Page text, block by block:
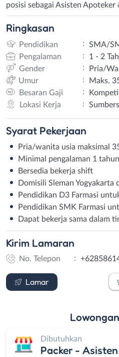
posisi sebagai Asisten Apoteker
Ringkasan
Pendidikan :
SMA/
Pengalaman
:
1 - 2
Gender
:
Pria/
Umur
:
Maks.
Besaran Gaji
:
Lokasi Kerja
:
Syarat Pekerjaan
Pria/wanita usia maksimal
Minimal pengalaman 1
Bersedia bekerja shift
Domisili Sleman Yogyakarta
Pendidikan D3 Farmasi
Pendidikan SMK Farmasi
Dapat bekerja sama dalam
Kirim Lamaran
No. Telepon :
Lamar
WhatsApp
Lowongan
Dibutuhkan
Packer -